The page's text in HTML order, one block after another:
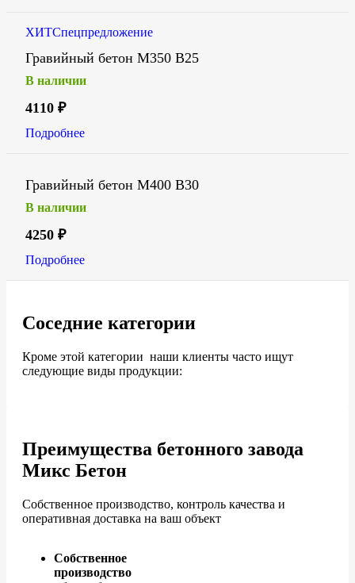
ХИТСпецпредложение
Гравийный бетон М350 В25
В наличии
4110 ₽
Подробнее
Гравийный бетон М400 В30
В наличии
4250 ₽
Подробнее
Соседние категории
Кроме этой категории наши клиенты часто ищут
следующие виды продукции:
Преимущества бетонного завода
Микс Бетон
Собственное производство, контроль качества и
оперативная доставка на ваш объект
Собственное
производство